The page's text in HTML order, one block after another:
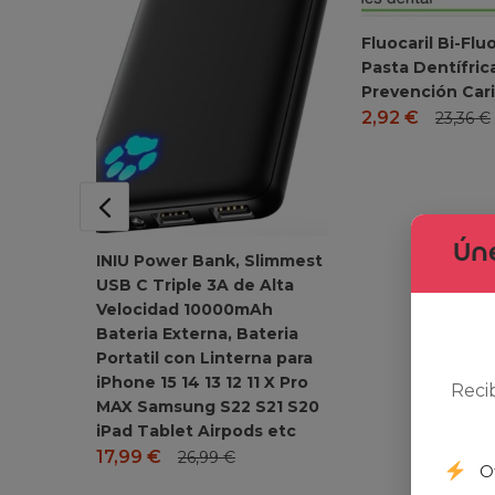
INIU Power Bank, Slimmest
USB C Triple 3A de Alta
Velocidad 10000mAh
Bateria Externa, Bateria
Portatil con Linterna para
iPhone 15 14 13 12 11 X Pro
MAX Samsung S22 S21 S20
iPad Tablet Airpods etc
17,99 € 26,99€
Fluocaril Bi-
Pasta
Prevención
2,92 € 23,36€